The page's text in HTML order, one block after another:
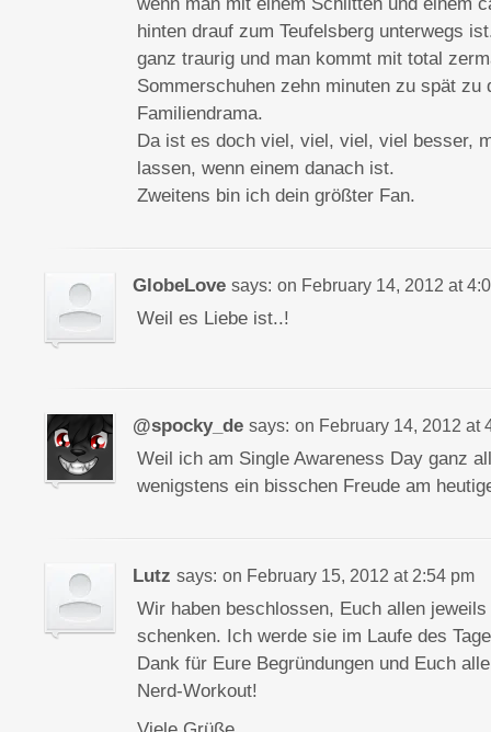
hinten drauf zum Teufelsberg unterwegs
ganz traurig und man kommt mit total
Sommerschuhen zehn minuten zu spät zu
Familiendrama.
Da ist es doch viel, viel, viel, viel besser,
lassen, wenn einem danach ist.
Zweitens bin ich dein größter Fan.
GlobeLove says: on February 14, 2012 at
Weil es Liebe ist..!
@spocky_de says: on February 14, 2012 at
Weil ich am Single Awareness Day ganz
wenigstens ein bisschen Freude am
Lutz says: on February 15, 2012 at 2:54 pm
Wir haben beschlossen, Euch allen
schenken. Ich werde sie im Laufe des
Dank für Eure Begründungen und Euch
Nerd-Workout!